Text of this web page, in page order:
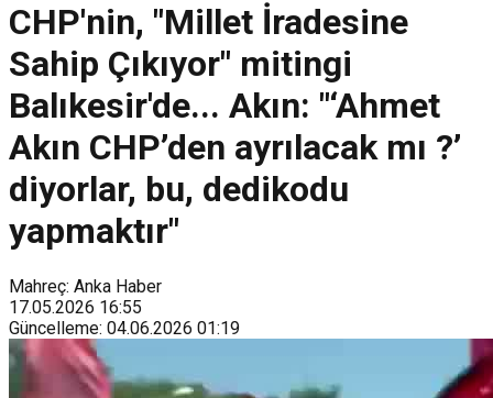
CHP'nin, "Millet İradesine
Sahip Çıkıyor" mitingi
Balıkesir'de... Akın: "‘Ahmet
Akın CHP’den ayrılacak mı ?’
diyorlar, bu, dedikodu
yapmaktır"
Mahreç: Anka Haber
17.05.2026 16:55
Güncelleme: 04.06.2026 01:19